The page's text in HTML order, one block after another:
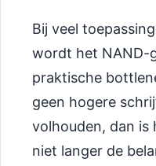
Bij veel
wordt het NAND-
praktische
geen hogere
volhouden, dan
niet langer de